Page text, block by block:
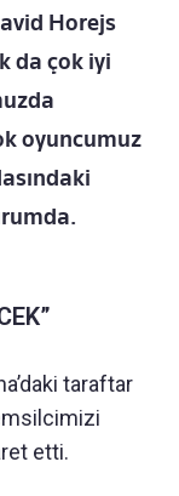
Horejs
da çok iyi
oyuncumuz
taraftar
etti.